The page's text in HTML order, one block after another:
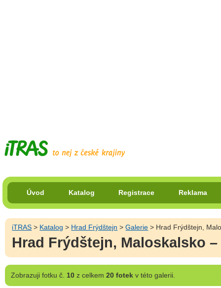
Úvod Katalog Registrace Reklama
iTRAS > Katalog > Hrad Frýdštejn >Galerie > Hrad Frýdštejn,
Hrad Frýdštejn, Maloskalsko
Zobrazujifotku č. 10z celkem 20 fotekv této galerii.